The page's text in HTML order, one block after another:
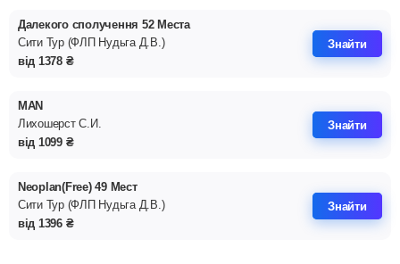
Далекого сполучення 52 Места
Сити Тур (ФЛП Нудьга Д.В.)
від 1378 ₴
Знайти
MAN
Лихошерст С.И.
від 1099 ₴
Знайти
Neoplan(Free) 49 Мест
Сити Тур (ФЛП Нудьга Д.В.)
від 1396 ₴
Знайти